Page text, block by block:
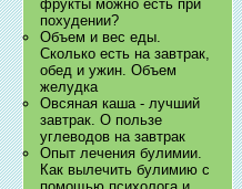
фрукты можно есть при
похудении?
Объем и вес еды.
Сколько есть на завтрак,
обед и ужин. Объем
желудка
Овсяная каша - лучший
завтрак. О пользе
углеводов на завтрак
Опыт лечения булимии.
Как вылечить булимию с